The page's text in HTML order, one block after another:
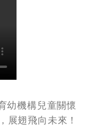
幼機構兒童關懷
展翅飛向未來！